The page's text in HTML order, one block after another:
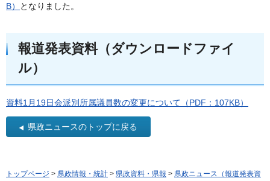
B）
となりました。
報道発表資料（ダウンロードファイ
ル）
資料1月19日会派別所属議員数の変更について（PDF：107KB）
県政ニュースのトップに戻る
トップページ > 県政情報・統計 > 県政資料・県報 > 県政ニュース（報道発表資